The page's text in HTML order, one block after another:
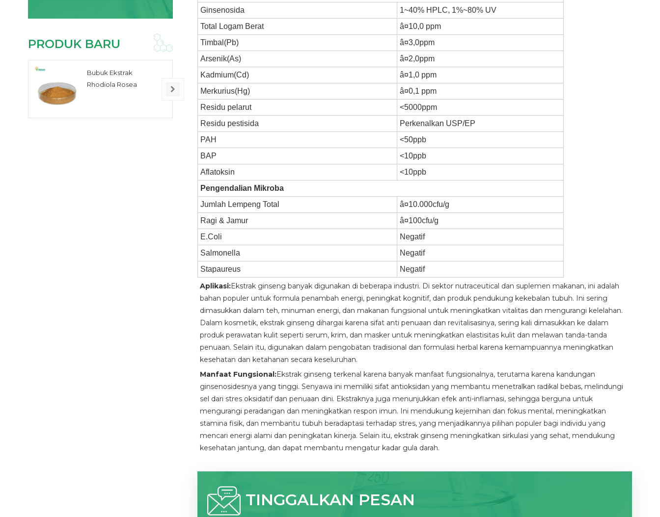
Ginsenosida
1~40% HPLC, 1%~80% UV
Total Logam Berat
â¤10,0 ppm
Timbal(Pb)
â¤3,0ppm
Arsenik(As)
â¤2,0ppm
Kadmium(Cd)
â¤1,0 ppm
Merkurius(Hg)
â¤0,1 ppm
Residu pelarut
<5000ppm
Residu pestisida
Perkenalkan USP/EP
PAH
<50ppb
BAP
<10ppb
Aflatoksin
<10ppb
Pengendalian Mikroba
Jumlah Lempeng Total
â¤10.000cfu/g
Ragi & Jamur
â¤100cfu/g
E.Coli
Negatif
Salmonella
Negatif
Stapaureus
Negatif
Aplikasi:Ekstrak ginseng banyak digunakan di beberapa industri. Di sektor nutraceutical dan suplemen makanan, ini adalah
bahan populer untuk formula penambah energi, peningkat kognitif, dan produk pendukung kekebalan tubuh. Ini sering
dimasukkan dalam teh, minuman energi, dan makanan fungsional untuk meningkatkan vitalitas dan mengurangi kelelahan.
Dalam kosmetik, ekstrak ginseng dihargai karena sifat anti penuaan dan revitalisasinya, sering kali dimasukkan ke dalam
produk perawatan kulit seperti serum, krim, dan masker untuk meningkatkan elastisitas kulit dan melawan tanda-tanda
penuaan. Selain itu, digunakan dalam pengobatan tradisional dan formulasi herbal karena kemampuannya meningkatkan
kesehatan dan ketahanan secara keseluruhan.
Manfaat Fungsional:Ekstrak ginseng terkenal karena banyak manfaat fungsionalnya, terutama karena kandungan
ginsenosidesnya yang tinggi. Senyawa ini memiliki sifat antioksidan yang membantu menetralkan radikal bebas, melindungi
sel dari stres oksidatif dan penuaan dini. Ekstraknya juga menunjukkan efek anti-inflamasi, sehingga berguna untuk
mengurangi peradangan dan meningkatkan respon imun. Ini mendukung kejernihan dan fokus mental, meningkatkan
stamina fisik, dan membantu tubuh beradaptasi terhadap stres, yang menjadikannya pilihan populer bagi individu yang
mencari energi alami dan peningkatan kinerja. Selain itu, ekstrak ginseng meningkatkan sirkulasi yang sehat, mendukung
kesehatan jantung, dan dapat membantu mengatur kadar gula darah.
TINGGALKAN PESAN
PRODUK BARU
Bubuk Ekstrak
Rhodiola Rosea